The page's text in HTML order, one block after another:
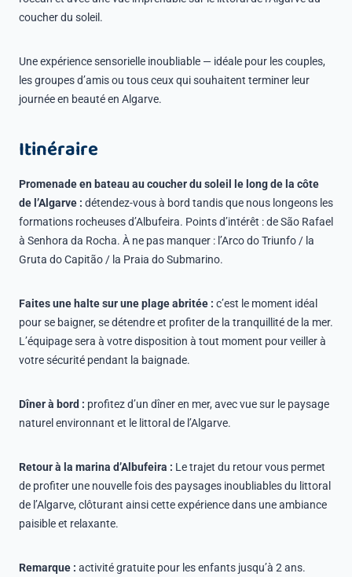
coucher du soleil.
Une expérience sensorielle inoubliable — idéale pour les couples,
les groupes d’amis ou tous ceux qui souhaitent terminer leur
journée en beauté en Algarve.
Itinéraire
Promenade en bateau au coucher du soleil le long de la côte
de l’Algarve : détendez-vous à bord tandis que nous longeons les
formations rocheuses d’Albufeira. Points d’intérêt : de São Rafael
à Senhora da Rocha. À ne pas manquer : l’Arco do Triunfo / la
Gruta do Capitão / la Praia do Submarino.
Faites une halte sur une plage abritée : c’est le moment idéal
pour se baigner, se détendre et profiter de la tranquillité de la mer.
L’équipage sera à votre disposition à tout moment pour veiller à
votre sécurité pendant la baignade.
Dîner à bord : profitez d’un dîner en mer, avec vue sur le paysage
naturel environnant et le littoral de l’Algarve.
Retour à la marina d’Albufeira : Le trajet du retour vous permet
de profiter une nouvelle fois des paysages inoubliables du littoral
de l’Algarve, clôturant ainsi cette expérience dans une ambiance
paisible et relaxante.
Remarque : activité gratuite pour les enfants jusqu’à 2 ans.